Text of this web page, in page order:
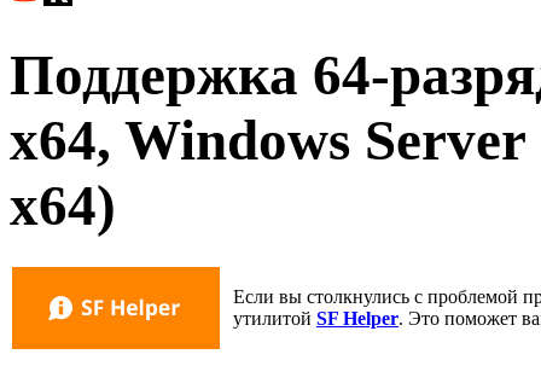
Поддержка 64-
x64, Windows
x64)
Если вы столкнулись с проблемой
утилитой SF Helper. Это поможет